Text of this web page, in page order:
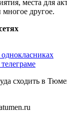
места для
другое.
сходить в